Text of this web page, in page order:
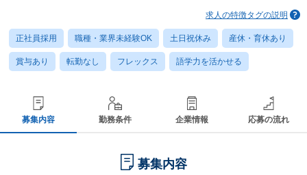
求人の特徴タグの説明
正社員採用 職種・業界未経験OK 土日祝休み 産休・育休あり
賞与あり 転勤なし フレックス 語学力を活かせる
募集内容 勤務条件 企業情報 応募の流れ
募集内容